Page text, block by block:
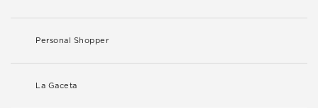
Personal Shopper
La Gaceta